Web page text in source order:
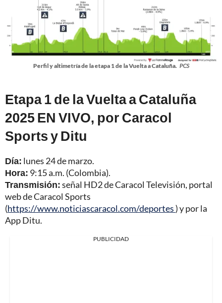
Perfil y altimetría de la etapa 1 de la Vuelta a Cataluña. PCS
Etapa 1 de la Vuelta a Cataluña
2025 EN VIVO, por Caracol
Sports y Ditu
Día: lunes 24 de marzo.
Hora: 9:15 a.m. (Colombia).
Transmisión:señal HD2 de Caracol Televisión, portal
web de Caracol Sports
(https://www.noticiascaracol.com/deportes) y por la
App Ditu.
PUBLICIDAD